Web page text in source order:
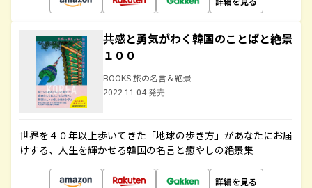
共感と勇気がわく韓国のことばと絶景
１００
BOOKS 旅の名言＆絶景
2022.11.04 発売
世界を４０年以上歩いてきた「地球の歩き方」があなたにお届
けする、人生を輝かせる韓国の名言と癒やしの絶景集
詳細を見る